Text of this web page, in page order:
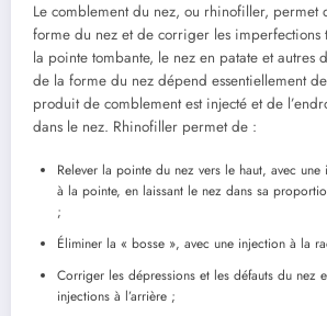
Le comblement du nez, ou rhinofiller, permet
forme du nez et de corriger les imperfections
la pointe tombante, le nez en patate et autres
de la forme du nez dépend essentiellement
produit de comblement est injecté et de
dans le nez. Rhinofiller permet de :
Relever la pointe du nez vers le haut, avec
à la pointe, en laissant le nez dans sa
;
Éliminer la « bosse », avec une injection à la
Corriger les dépressions et les défauts du nez
injections à l’arrière ;